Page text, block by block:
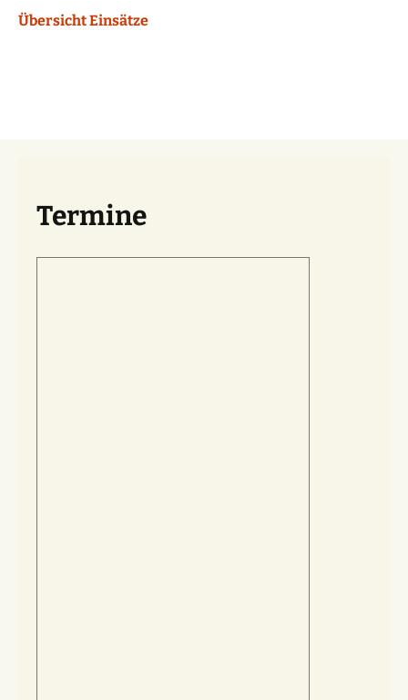
Übersicht Einsätze
Termine